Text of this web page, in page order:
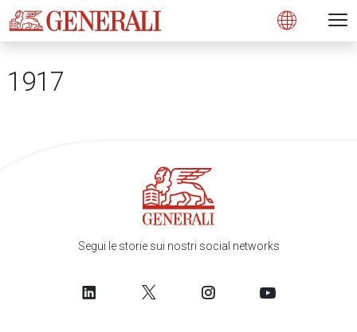
Open
1917
Segui le storie sui nostri social networks